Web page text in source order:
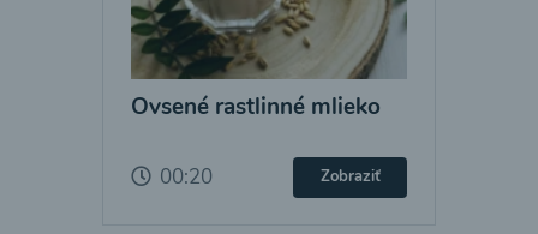
Ovsené rastlinné mlieko
00:20 Zobraziť